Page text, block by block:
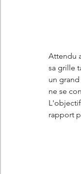
Attendu
sa grille
un
ne se
rapport